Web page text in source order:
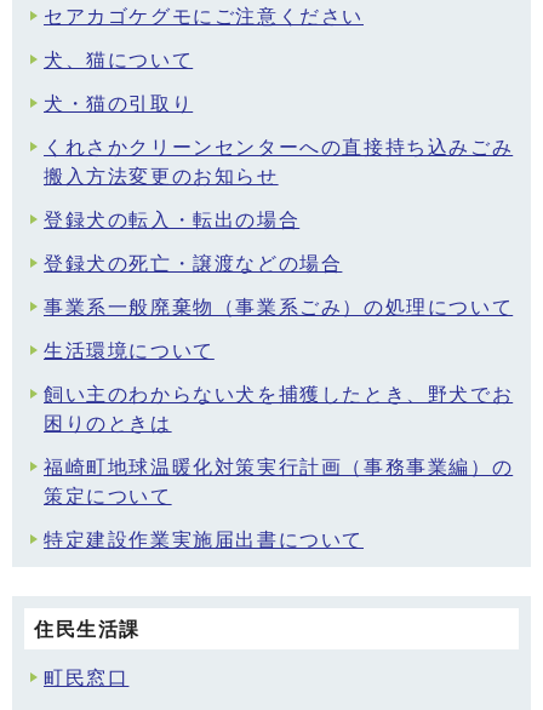
セアカゴケグモにご注意ください
犬、猫について
犬・猫の引取り
くれさかクリーンセンターへの直接持ち込みごみ
搬入方法変更のお知らせ
登録犬の転入・転出の場合
登録犬の死亡・譲渡などの場合
事業系一般廃棄物（事業系ごみ）の処理について
生活環境について
飼い主のわからない犬を捕獲したとき、野犬でお
困りのときは
福崎町地球温暖化対策実行計画（事務事業編）の
策定について
特定建設作業実施届出書について
住民生活課
町民窓口